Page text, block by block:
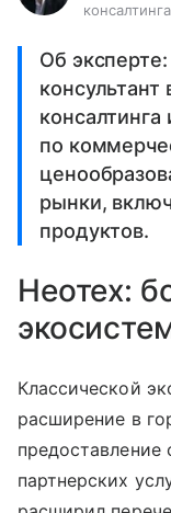
Об
консультант
по
рынки,
продуктов.
Неотех:
Классической
расширение в
партнерских